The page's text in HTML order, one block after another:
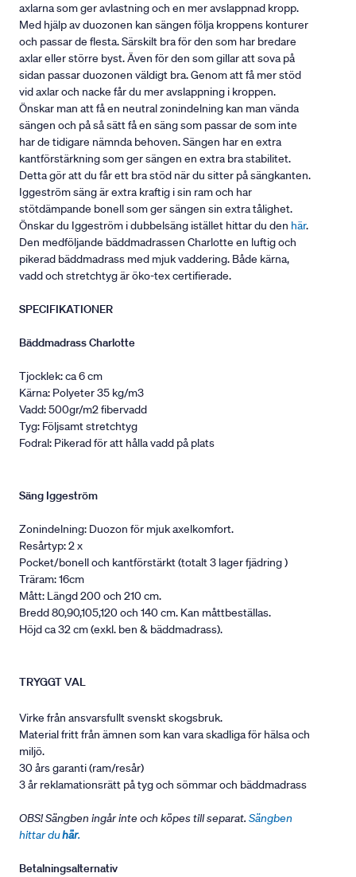
axlarna som ger avlastning och en mer avslappnad kropp.
Med hjälp av duozonen kan sängen följa kroppens konturer
och passar de flesta. Särskilt bra för den som har bredare
axlar eller större byst. Även för den som gillar att sova på
sidan passar duozonen väldigt bra. Genom att få mer stöd
vid axlar och nacke får du mer avslappning i kroppen.
Önskar man att få en neutral zonindelning kan man vända
sängen och på så sätt få en säng som passar de som inte
har de tidigare nämnda behoven. Sängen har en extra
kantförstärkning som ger sängen en extra bra stabilitet.
Detta gör att du får ett bra stöd när du sitter på sängkanten.
Iggeström säng är extra kraftig i sin ram och har
stötdämpande bonell som ger sängen sin extra tålighet.
Önskar du Iggeström i dubbelsäng istället hittar du den här.
Den medföljande bäddmadrassen Charlotte en luftig och
pikerad bäddmadrass med mjuk vaddering. Både kärna,
vadd och stretchtyg är öko-tex certifierade.
SPECIFIKATIONER
Bäddmadrass Charlotte
Tjocklek: ca 6 cm
Kärna: Polyeter 35 kg/m3
Vadd: 500gr/m2 fibervadd
Tyg: Följsamt stretchtyg
Fodral: Pikerad för att hålla vadd på plats
Säng Iggeström
Zonindelning: Duozon för mjuk axelkomfort.
Resårtyp: 2 x
Pocket/bonell och kantförstärkt (totalt 3 lager fjädring )
Träram: 16cm
Mått: Längd 200 och 210 cm.
Bredd 80,90,105,120 och 140 cm. Kan måttbeställas.
Höjd ca 32 cm (exkl. ben & bäddmadrass).
TRYGGT VAL
Virke från ansvarsfullt svenskt skogsbruk.
Material fritt från ämnen som kan vara skadliga för hälsa och
miljö.
30 års garanti (ram/resår)
3 år reklamationsrätt på tyg och sömmar och bäddmadrass
OBS! Sängben ingår inte och köpes till separat. Sängben
hittar duhär.
Betalningsalternativ